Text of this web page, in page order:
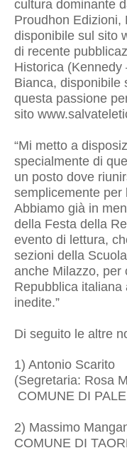
cultura dominante
Proudhon Edizioni,
disponibile sul sito
di recente
Historica
Bianca, disponibile
questa passione
sito
“Mi metto a
specialmente di
un posto dove
semplicemente per
Abbiamo già in
della Festa della
evento di lettura,
sezioni della
anche Milazzo, per
Repubblica
inedite.”
Di seguito le altre
1) Antonio Scarito
(Segretaria: Rosa
COMUNE DI
2) Massimo
COMUNE DI